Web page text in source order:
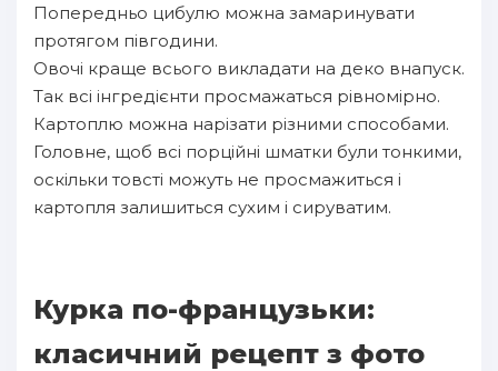
Попередньо цибулю можна замаринувати
протягом півгодини.
Овочі краще всього викладати на деко внапуск.
Так всі інгредієнти просмажаться рівномірно.
Картоплю можна нарізати різними способами.
Головне, щоб всі порційні шматки були тонкими,
оскільки товсті можуть не просмажиться і
картопля залишиться сухим і сируватим.
Курка по-французьки:
класичний рецепт з фото